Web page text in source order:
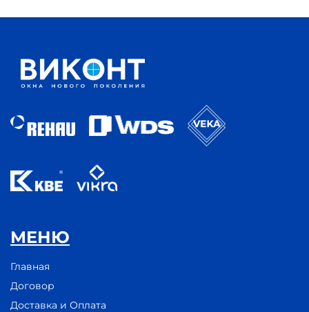
МЕНЮ
Главная
Договор
Доставка и Оплата